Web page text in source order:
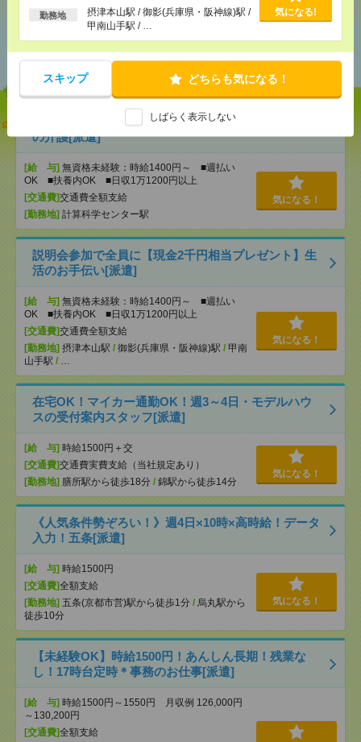
以上
勤務地
摂津本山駅 / 御影(兵庫県・阪神線)駅 /
甲南山手駅 / …
気になる!
スキップ どちらも気になる！
しばらく表示しない
おすすめ
志望動機も履歴書も不要！日収1.1万円～＊未経験OK
の介護[派遣]
[給 与] 無資格未経験：時給1400円～ ■週払い
OK ■扶養内OK ■日収1万1200円以上
[交通費]交通費全額支給
[勤務地] 計算科学センター駅
気になる！
説明会参加で全員に【現金2千円相当プレゼント】生
活のお手伝い[派遣]
[給 与] 無資格未経験：時給1400円～ ■週払い
OK ■扶養内OK ■日収1万1200円以上
[交通費]交通費全額支給
[勤務地] 摂津本山駅 / 御影(兵庫県・阪神線)駅 / 甲南
山手駅 / …
気になる！
在宅OK！マイカー通勤OK！週3～4日・モデルハウ
スの受付案内スタッフ[派遣]
[給 与] 時給1500円＋交
[交通費]交通費実費支給（当社規定あり）
[勤務地] 膳所駅から徒歩18分 / 錦駅から徒歩14分
気になる！
《人気条件勢ぞろい！》週4日×10時×高時給！データ
入力！五条[派遣]
[給 与] 時給1500円
[交通費]全額支給
[勤務地] 五条(京都市営)駅から徒歩1分 / 烏丸駅から
徒歩10分
気になる！
【未経験OK】時給1500円！あんしん長期！残業な
し！17時台定時＊事務のお仕事[派遣]
[給 与] 時給1500円～1550円 月収例 126,000円
～130,200円
[交通費]全額支給